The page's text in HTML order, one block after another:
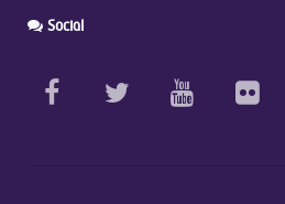
Social